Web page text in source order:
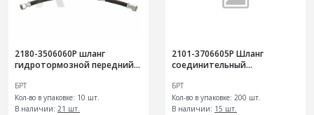
2180-3506060Р шланг
гидротормозной передний
БРТ
Кол-во в упаковке: 10 шт.
В наличии: 21 шт.
2101-3706605Р Шланг
соединительный
карбюратора
БРТ
Кол-во в упаковке: 200 шт.
В наличии: 15 шт.